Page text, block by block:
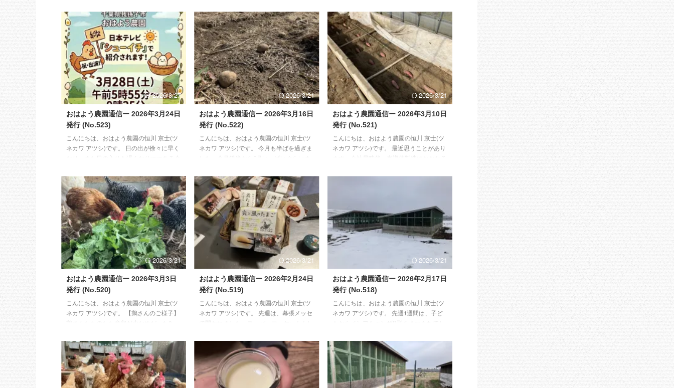
制度です。
で頂いていた
報告書の提
す。5分もかからないほどなのですが、
これを作業前に行うことでケガの予防
に繋がってると実感。 身も心も歪みが
無いおかげでしょうか、幸いにもこの
一年は痛みやケガとは無縁の生活を送
ることができておりま ...
酸湿度計; その名の如く土壌中の酸性度
並びに 湿度を測ります。このように地
面に突き刺して、計測します。 土壌導
電率計; 土壌中にどれぐらい肥料成分が
あるか測るものになります。採土した
土に水を ...
には謎の金属の塊のゴミ。ある程度の
空間ができるまでは、ひたすら"のこぎ
り鎌"で雑草をザック・ザック切ってい
きました。 足元に何が埋まってるか分
からないので、刈払機の使用は危険と
判断 ...
りしてお詫び申し上げます。 実を申し
ますと、ご回答頂いた方より指摘を頂
きまして。有難いことに、きちんと覚
えていて頂いたこと感謝し、同じこと
を繰り返さぬよう努めて参りますの
で、今後とも、おはよう農園をどうぞ
よろしくお願い致します。 また、ご回
答頂いた方（住所をお知 ...
関で行った際、年間最
年間）の補助が受けら
研修期間中は収入ゼロ
り、我が家の生活を助
た。 しかしながら、タ
わけではなく、研修内
出が義務付けられ ...
2026/3/27
おはよう農園通信ー 2026年3月24日
発行 (No.523)
こんにちは、おはよう農園の恒川 京士(ツ
ネカワ アツシ)です。 日の出が徐々に早く
なり、また日の入りも遅くなりつつある今
冷たい風を受けることが少なくなりまし
た。 28日（土）日本テレビ系列で放送さ
れるシューイチという番組内で、おはよう
農園を取り上げていただくことになりまし
た。 番組は、AM5:55~AM9:25ですが、8:40
前後ぐらいに出るそうです（ドキドキ）。
【鶏さんと周辺のご様子】 おかげで、鶏
さんたちの活動時間が長くなり、食欲も増
えてきました。卵も徐々に増え ...
2026/3/21
おはよう農園通信ー 2026年3月16日
発行 (No.522)
こんにちは、おはよう農園の恒川 京士(ツ
ネカワ アツシ)です。 今月も半ばを過ぎま
す。 合間に、来月やってくる初生雛のお
世話、放し飼いスペースづくりの継続、こ
の辺りを並行してやっていく予定です。
【鶏さんのご様子】 若い世代を中心に産
卵が春モードになりました。一番若い世代
の子たちの産卵も、先週14日から始まりま
した。生後134日目での初卵になり、ここ
数日の間は、３～5個/日ぐらいのペースで
進んでおります。しばらく状態（外観や中
身の） ...
2026/3/21
おはよう農園通信ー 2026年3月10日
発行 (No.521)
こんにちは、おはよう農園の恒川 京士(ツ
ネカワ アツシ)です。 最近思うことがあり
年前からAI用の半導体製造の開発が行われ
来ると、当時予見しておりました。 考え
なくても、自動的に様々なタスクや事が成
せるようになると、人が退化していくので
はと思ったりもしてました。 農業の世界
に入った理由の一つは、自ら考えて、決め
て、行う・・・そんな仕事がしたいと思っ
たか ...
2026/3/21
おはよう農園通信ー 2026年3月3日
発行 (No.520)
こんにちは、おはよう農園の恒川 京士(ツ
ネカワ アツシ)です。 【鶏さんのご様子】
鶏さんたちのたち産卵が少なめだった2
上旬）に休産の様子がほとんどなく、今年
は無いのかなと半信半疑でした。が、実際
には私自身のインフルエンザダウンに合わ
さる形で、2月14日ごろから2週間ほど急降
下。 この休産期間中は、いつものお食事
2026/3/21
おはよう農園通信ー 2026年2月24日
発行 (No.519)
こんにちは、おはよう農園の恒川 京士(ツ
ネカワ アツシ)です。 先週は、幕張メッセ
結の東武百貨店で月一開催しているマルシ
ェのメンバーとの共同出展という形で出さ
せて頂きました。 前向きなお話も頂きま
したので、御縁ができればいいなぁと思い
ます。 【畑の準備中】 明日からしばらく
2026/3/21
おはよう農園通信ー 2026年2月17日
発行 (No.518)
こんにちは、おはよう農園の恒川 京士(ツ
ネカワ アツシ)です。 先週1週間は、子ど
もからインフルエンザB型をうつされてし
して、農業を始めてからずっと書いてき
た、おはよう農園通信も先週始めてお休み
しました。そのため、2週間ぶりに書いて
おります。 【畑の準備中】 ある程度、畝
づくりを進めておりましたが、もう3本作